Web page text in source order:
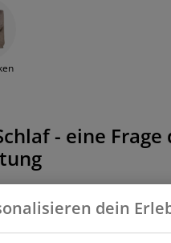
- eine Frage
gemütliches Bett mit einer
dein